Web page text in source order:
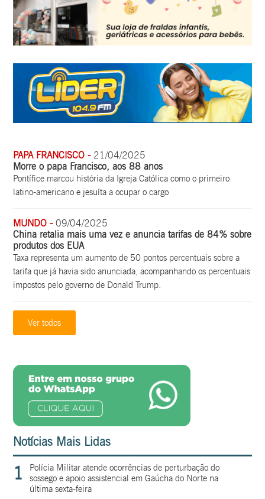
PAPA FRANCISCO -21/04/2025
Morre o papa Francisco, aos 88 anos
Pontífice marcou história da Igreja Católica como o primeiro
latino-americano e jesuíta a ocupar o cargo
MUNDO -09/04/2025
China retalia mais uma vez e anuncia tarifas de 84% sobre
produtos dos EUA
Taxa representa um aumento de 50 pontos percentuais sobre a
tarifa que já havia sido anunciada, acompanhando os percentuais
impostos pelo governo de Donald Trump.
Ver todos
Notícias Mais Lidas
1
Polícia Militar atende ocorrências de perturbação do
sossego e apoio assistencial em Gaúcha do Norte na
última sexta-feira